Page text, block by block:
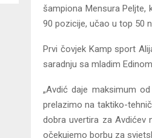
šampiona Mensura Peljte,
90 pozicije, učao u top 50
Prvi čovjek Kamp sport
saradnju sa mladim
„Avdić daje maksimum
prelazimo na taktiko-
dobra uvertira za Avdićev
očekujemo borbu za